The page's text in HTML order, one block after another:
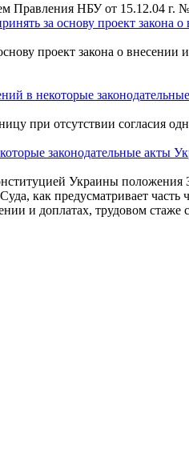
Правления НБУ от 15.12.04 г.
за основу проект закона
проект закона о
в некоторые
при отсутствии согласия
законодательные акты
Украины
как предусматривает часть
и доплатах, трудовом